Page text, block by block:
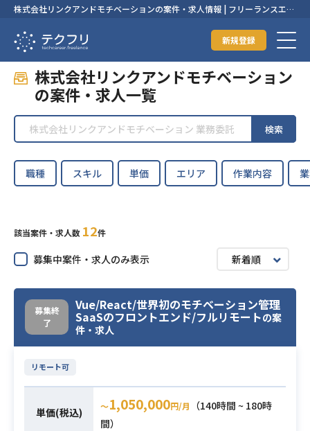
株式会社リンクアンドモチベーションの案件・求人情報 | フリーランスエン
新規登録
株式会社リンクアンドモチベーション
の案件・求人一覧
検索
職種 スキル 単価 エリア 作業内容
該当案件・求人数 12件
募集中案件・求人のみ表示 新着順
募集終
了
Vue/React/世界初のモチベーション管理
SaaSのフロントエンド/フルリモートの案
件・求人
リモート可
単価(税込) 〜1,050,000円/月
（140時間 ~ 180時
間）